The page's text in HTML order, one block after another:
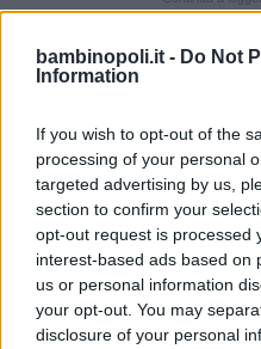
bambinopoli.it - Do Not
Information
If you wish to opt-out of the
processing of your personal
targeted advertising by us,
section to confirm your
opt-out request is processed
interest-based ads based on
us or personal information
your opt-out. You may
disclosure of your personal
accendere un
(qualora si stia
bambino) è che le
si verificano
giorno prima
annuncia l’arrivo
un ciclo regolare